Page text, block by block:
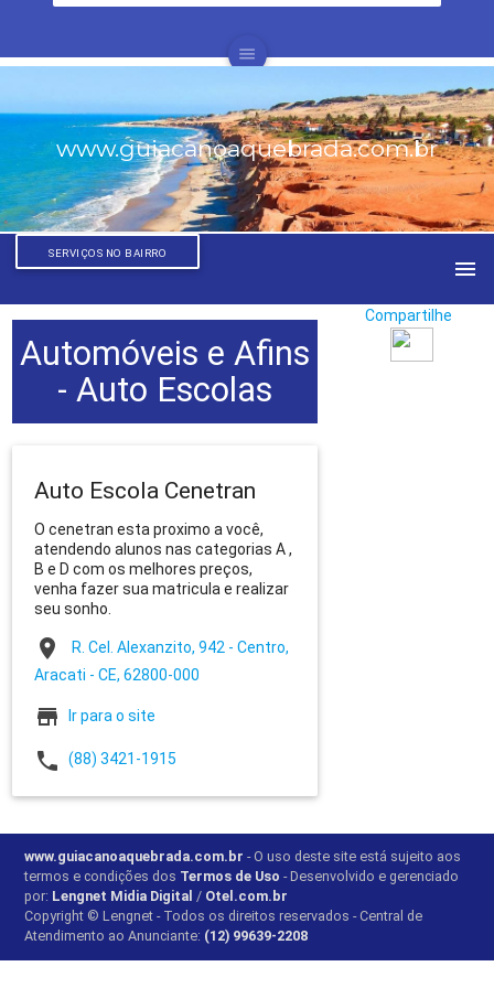
menu
www.guiacanoaquebrada.com.br
SERVIÇOS NO BAIRRO
menu
Automóveis e Afins
- Auto Escolas
Auto Escola Cenetran
O cenetran esta proximo a você,
atendendo alunos nas categorias A ,
B e D com os melhores preços,
venha fazer sua matricula e realizar
seu sonho.
place
R. Cel. Alexanzito, 942 - Centro,
Aracati - CE, 62800-000
store Ir para o site
phone (88) 3421-1915
Compartilhe
www.guiacanoaquebrada.com.br - O uso deste site está sujeito aos
termos e condições dos Termos de Uso - Desenvolvido e gerenciado
por: Lengnet Midia Digital / Otel.com.br
Copyright © Lengnet - Todos os direitos reservados - Central de
Atendimento ao Anunciante: (12) 99639-2208